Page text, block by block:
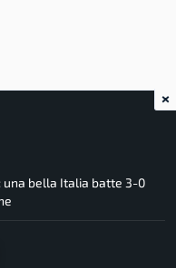
una bella Italia batte 3-0
×